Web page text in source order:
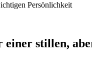
Persönlichkeit
einer stillen,